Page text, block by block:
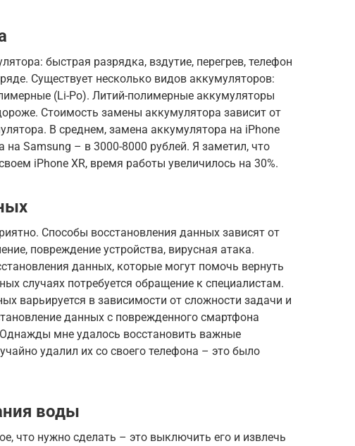
быстрая разрядка, вздутие, перегрев, телефон
Существует несколько видов аккумуляторов:
(Li-Po). Литий-полимерные аккумуляторы
Стоимость замены аккумулятора зависит от
В среднем, замена аккумулятора на iPhone
на Samsung – в 3000-8000 рублей. Я заметил, что
iPhone XR, время работы увеличилось на 30%.
Способы восстановления данных зависят от
повреждение устройства, вирусная атака.
данных, которые могут помочь вернуть
случаях потребуется обращение к специалистам.
варьируется в зависимости от сложности задачи и
данных с поврежденного смартфона
мне удалось восстановить важные
удалил их со своего телефона – это было
воды
что нужно сделать – это выключить его и извлечь